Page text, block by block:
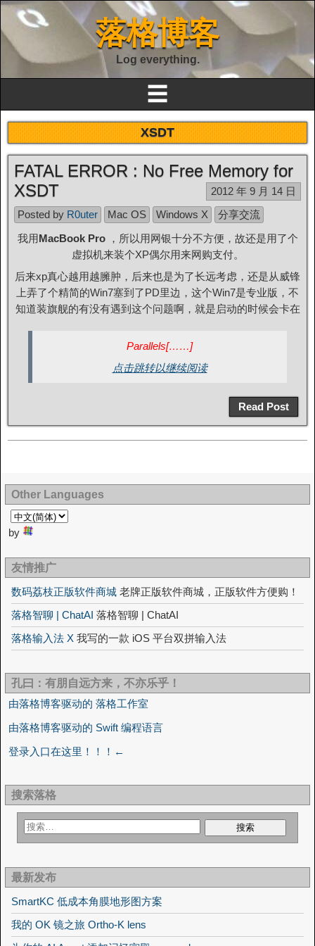
落格博客
Log everything.
☰
XSDT
FATAL ERROR : No Free Memory for
XSDT
2012 年 9 月 14 日
Posted by R0uter Mac OS Windows X
分享交流
我用MacBook Pro，所以用网银十分不方便，故还是用了个
虚拟机来装个XP偶尔用来网购支付。
后来xp真心越用越臃肿，后来也是为了长远考虑，还是从威锋
上弄了个精简的Win7塞到了PD里边，这个Win7是专业版，不
知道装旗舰的有没有遇到这个问题啊，就是启动的时候会卡在
Parallels[……]
点击跳转以继续阅读
Read Post
Other Languages
by
友情推广
数码荔枝正版软件商城 老牌正版软件商城，正版软件方便购！
落格智聊 | ChatAI 落格智聊 | ChatAI
落格输入法 X 我写的一款 iOS 平台双拼输入法
孔曰：有朋自远方来，不亦乐乎！
由落格博客驱动的 落格工作室
由落格博客驱动的 Swift 编程语言
登录入口在这里！！！←
搜索落格
最新发布
SmartKC 低成本角膜地形图方案
我的 OK 镜之旅 Ortho-K lens